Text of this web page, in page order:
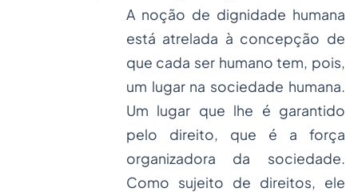
A noção de dignidade humana
está atrelada à concepção de
que cada ser humano tem, pois,
um lugar na sociedade humana.
Um lugar que lhe é garantido
pelo direito, que é a força
organizadora da sociedade.
Como sujeito de direitos, ele